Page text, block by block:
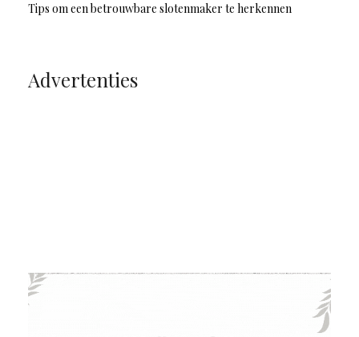
Tips om een betrouwbare slotenmaker te herkennen
Advertenties